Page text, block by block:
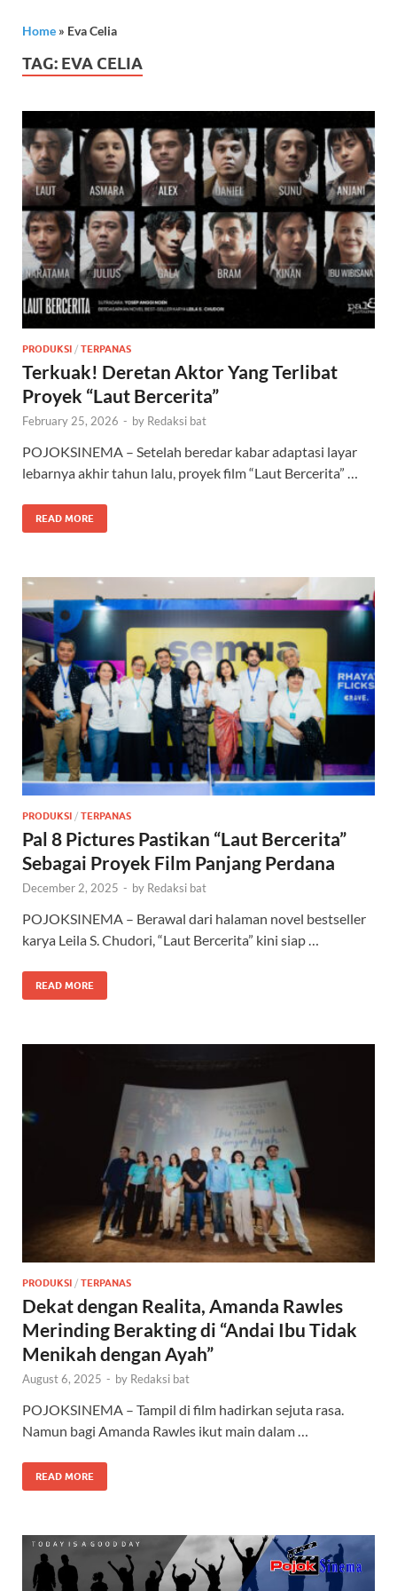
Home » Eva Celia
TAG: EVA CELIA
PRODUKSI / TERPANAS
Terkuak! Deretan Aktor Yang Terlibat
Proyek “Laut Bercerita”
February 25, 2026 - by Redaksi bat
POJOKSINEMA – Setelah beredar kabar adaptasi layar
lebarnya akhir tahun lalu, proyek film “Laut Bercerita” …
READ MORE
PRODUKSI / TERPANAS
Pal 8 Pictures Pastikan “Laut Bercerita”
Sebagai Proyek Film Panjang Perdana
December 2, 2025 - by Redaksi bat
POJOKSINEMA – Berawal dari halaman novel bestseller
karya Leila S. Chudori, “Laut Bercerita” kini siap …
READ MORE
PRODUKSI / TERPANAS
Dekat dengan Realita, Amanda Rawles
Merinding Berakting di “Andai Ibu Tidak
Menikah dengan Ayah”
August 6, 2025 - by Redaksi bat
POJOKSINEMA – Tampil di film hadirkan sejuta rasa.
Namun bagi Amanda Rawles ikut main dalam …
READ MORE